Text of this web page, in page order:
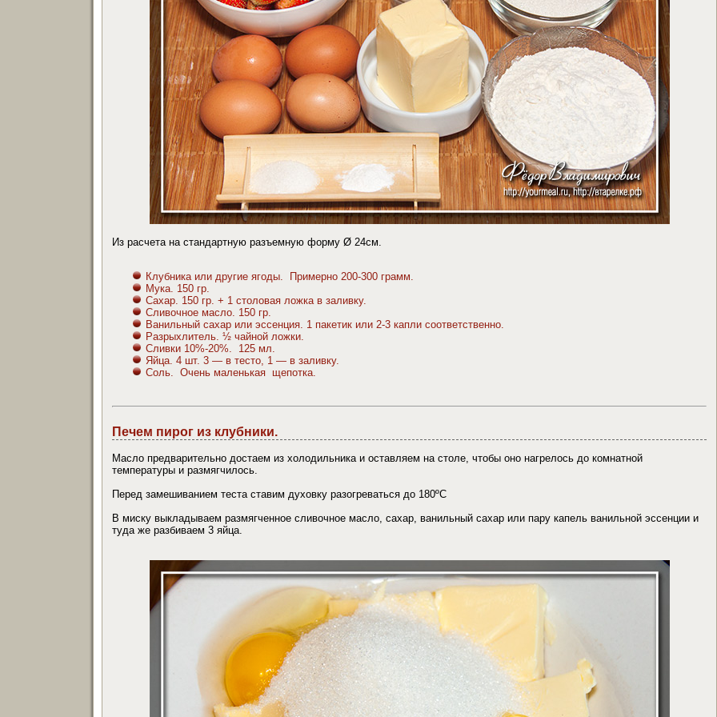
Из расчета на стандартную разъемную форму Ø 24см.
Клубника или другие ягоды. Примерно 200-300 грамм.
Мука. 150 гр.
Сахар. 150 гр. + 1 столовая ложка в заливку.
Сливочное масло. 150 гр.
Ванильный сахар или эссенция. 1 пакетик или 2-3 капли соответственно.
Разрыхлитель. ½ чайной ложки.
Сливки 10%-20%. 125 мл.
Яйца. 4 шт. 3 — в тесто, 1 — в заливку.
Соль. Очень маленькая щепотка.
Печем пирог из клубники.
Масло предварительно достаем из холодильника и оставляем на столе, чтобы оно нагрелось до комнатной
температуры и размягчилось.
Перед замешиванием теста ставим духовку разогреваться до 180ºС
В миску выкладываем размягченное сливочное масло, сахар, ванильный сахар или пару капель ванильной эссенции и
туда же разбиваем 3 яйца.